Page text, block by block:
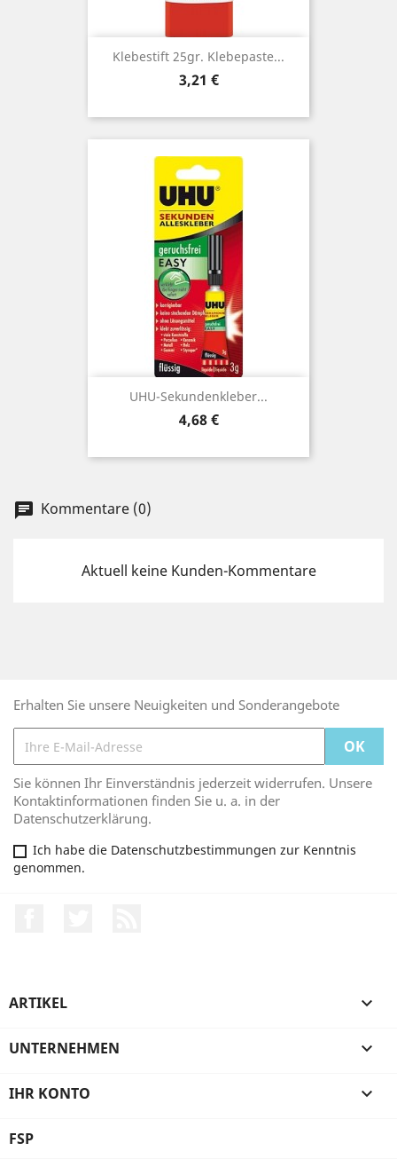
Klebestift 25gr. Klebepaste...
Preis
3,21 €
UHU-Sekundenkleber...
Preis
4,68 €
chat Kommentare (0)
Aktuell keine Kunden-Kommentare
Erhalten Sie unsere Neuigkeiten und Sonderangebote
Sie können Ihr Einverständnis jederzeit widerrufen. Unsere
Kontaktinformationen finden Sie u. a. in der
Datenschutzerklärung.
Ich habe die Datenschutzbestimmungen zur Kenntnis
genommen.
ARTIKEL 
UNTERNEHMEN 
IHR KONTO 
FSP